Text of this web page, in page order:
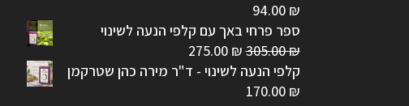
94.00 ₪
ספר פרחי באך עם קלפי הנעה לשינוי
305.00₪
המחיר
המקורי
275.00 ₪
הנוכחי
קלפי הנעה לשינוי - ד"ר מירה כהן שטרקמן
170.00 ₪